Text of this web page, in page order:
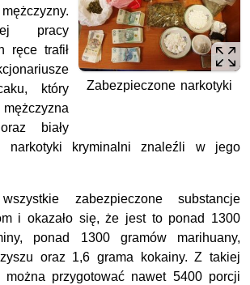
Zabezpieczone narkotyki
pracy
ręce trafił
który
biały
narkotyki kryminalni znaleźli w jego
zabezpieczone substancje
i okazało się, że jest to ponad 1300
ponad 1300 gramów marihuany,
oraz 1,6 grama kokainy. Z takiej
można przygotować nawet 5400 porcji